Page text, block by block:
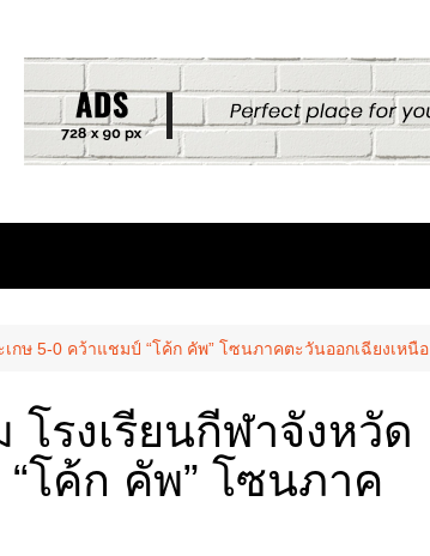
กษ 5-0 คว้าแชมป์ “โค้ก คัพ” โซนภาคตะวันออกเฉียงเหนือ
โรงเรียนกีฬาจังหวัด
โค้ก คัพ” โซนภาค